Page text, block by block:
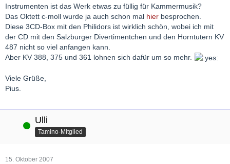
Instrumenten ist das Werk etwas zu füllig für Kammermusik?
Das Oktett c-moll wurde ja auch schon mal hier besprochen.
Diese 3CD-Box mit den Philidors ist wirklich schön, wobei ich mit
der CD mit den Salzburger Divertimentchen und den Horntutern KV
487 nicht so viel anfangen kann.
Aber KV 388, 375 und 361 lohnen sich dafür um so mehr.
Viele Grüße,
Pius.
Online Ulli
Tamino-Mitglied
15. Oktober 2007